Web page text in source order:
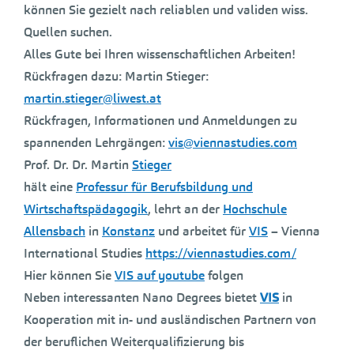
können Sie gezielt nach reliablen und validen wiss.
Quellen suchen.
Alles Gute bei Ihren wissenschaftlichen Arbeiten!
Rückfragen dazu: Martin Stieger:
martin.stieger@liwest.at
Rückfragen, Informationen und Anmeldungen zu
spannenden Lehrgängen:vis@viennastudies.com
Prof. Dr. Dr. Martin Stieger
hält eine Professur für Berufsbildung und
Wirtschaftspädagogik, lehrt an der Hochschule
Allensbach in Konstanz und arbeitet fürVIS– Vienna
International Studies https://viennastudies.com/
Hier können SieVIS auf youtubefolgen
Neben interessanten Nano Degrees bietetVIS in
Kooperation mit in- und ausländischen Partnern von
der beruflichen Weiterqualifizierung bis